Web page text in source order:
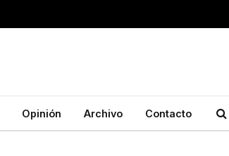
Opinión Archivo Contacto